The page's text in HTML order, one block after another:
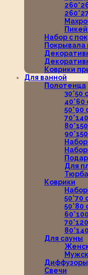
Набор с
Коврики
Для ванной
Полотенца
30*50
40*60
50*90
Для
Коврики
50*70
50*80
Для сауны
Диффузоры
Свечи